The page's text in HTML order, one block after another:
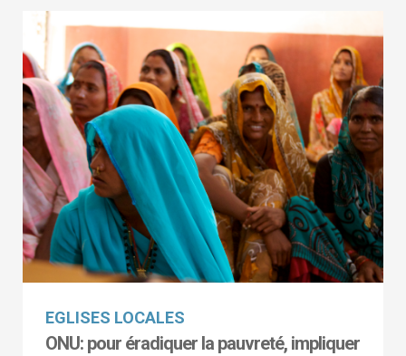
EGLISES LOCALES
ONU: pour éradiquer la pauvreté, impliquer